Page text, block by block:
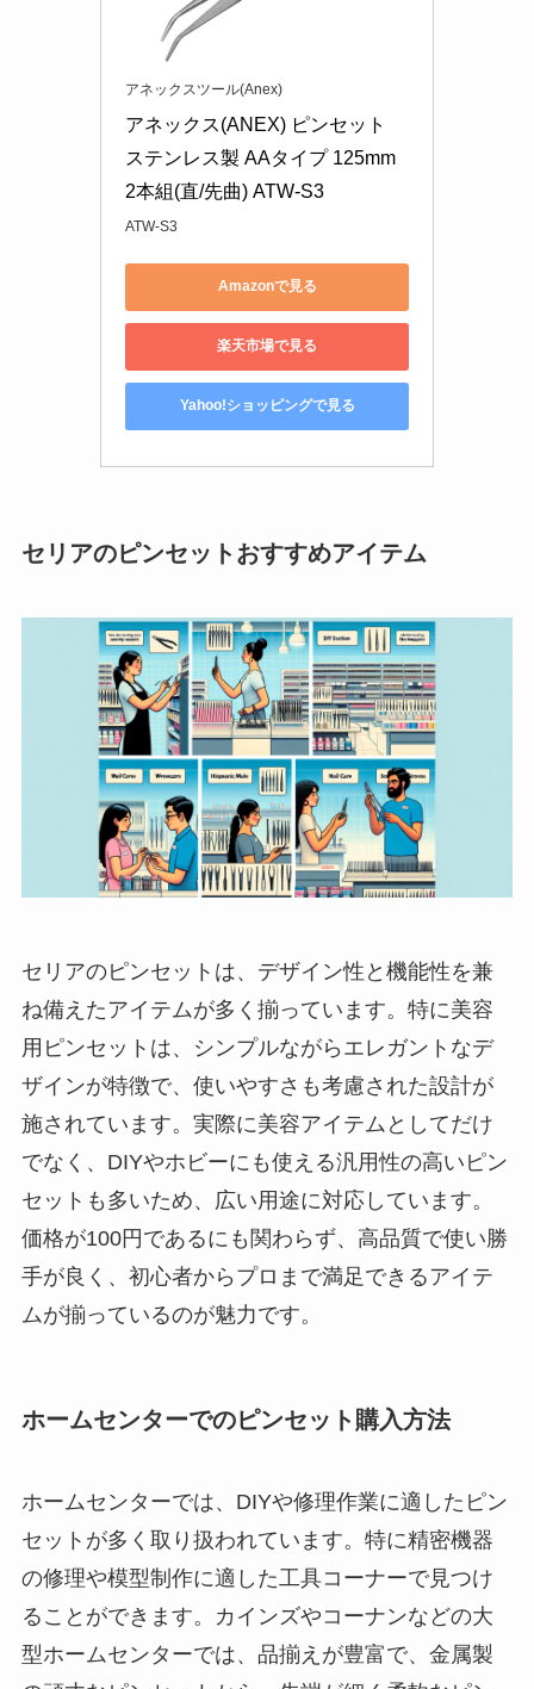
アネックスツール(Anex)
アネックス(ANEX) ピンセット
ステンレス製 AAタイプ 125mm
2本組(直/先曲) ATW-S3
ATW-S3
Amazonで見る
楽天市場で見る
Yahoo!ショッピングで見る
セリアのピンセットおすすめアイテム
セリアのピンセットは、デザイン性と機能性を兼
ね備えたアイテムが多く揃っています。特に美容
用ピンセットは、シンプルながらエレガントなデ
ザインが特徴で、使いやすさも考慮された設計が
施されています。実際に美容アイテムとしてだけ
でなく、DIYやホビーにも使える汎用性の高いピン
セットも多いため、広い用途に対応しています。
価格が100円であるにも関わらず、高品質で使い勝
手が良く、初心者からプロまで満足できるアイテ
ムが揃っているのが魅力です。
ホームセンターでのピンセット購入方法
ホームセンターでは、DIYや修理作業に適したピン
セットが多く取り扱われています。特に精密機器
の修理や模型制作に適した工具コーナーで見つけ
ることができます。カインズやコーナンなどの大
型ホームセンターでは、品揃えが豊富で、金属製